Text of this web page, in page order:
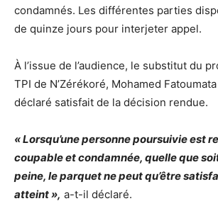
condamnés. Les différentes parties
de quinze jours pour interjeter appel.
À l’issue de l’audience, le substitut du
TPI de N’Zérékoré, Mohamed
déclaré satisfait de la décision rendue.
« Lorsqu’une personne poursuivie est
coupable et condamnée, quelle que
peine, le parquet ne peut qu’être
atteint », a-t-il déclaré.